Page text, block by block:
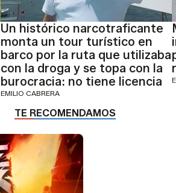
Un histórico narcotraficante
monta un tour turístico en
barco por la ruta que utilizaba
con la droga y se topa con la
burocracia: no tiene licencia
EMILIO CABRERA